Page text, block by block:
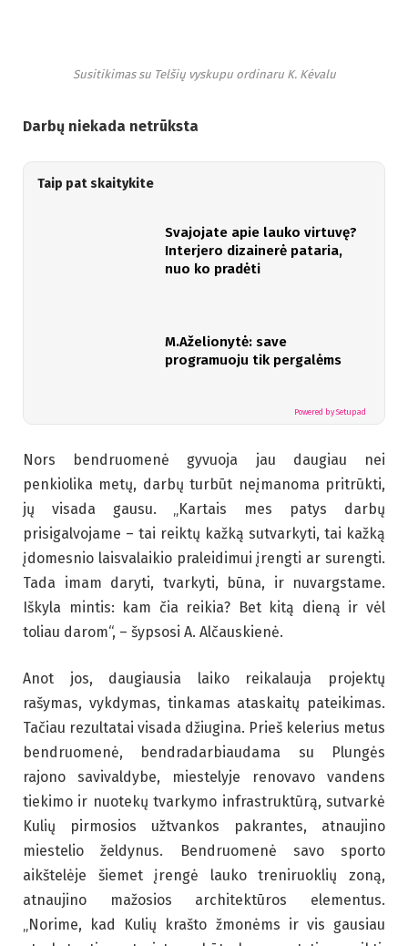
Susitikimas su Telšių vyskupu ordinaru K. Kėvalu
Darbų niekada netrūksta
Taip pat skaitykite
Svajojate apie lauko virtuvę?
Interjero dizainerė pataria,
nuo ko pradėti
M.Aželionytė: save
programuoju tik pergalėms
Powered by Setupad
Nors bendruomenė gyvuoja jau daugiau nei
penkiolika metų, darbų turbūt neįmanoma pritrūkti,
jų visada gausu. „Kartais mes patys darbų
prisigalvojame – tai reiktų kažką sutvarkyti, tai kažką
įdomesnio laisvalaikio praleidimui įrengti ar surengti.
Tada imam daryti, tvarkyti, būna, ir nuvargstame.
Iškyla mintis: kam čia reikia? Bet kitą dieną ir vėl
toliau darom“, – šypsosi A. Alčauskienė.
Anot jos, daugiausia laiko reikalauja projektų
rašymas, vykdymas, tinkamas ataskaitų pateikimas.
Tačiau rezultatai visada džiugina. Prieš kelerius metus
bendruomenė, bendradarbiaudama su Plungės
rajono savivaldybe, miestelyje renovavo vandens
tiekimo ir nuotekų tvarkymo infrastruktūrą, sutvarkė
Kulių pirmosios užtvankos pakrantes, atnaujino
miestelio želdynus. Bendruomenė savo sporto
aikštelėje šiemet įrengė lauko treniruoklių zoną,
atnaujino mažosios architektūros elementus.
„Norime, kad Kulių krašto žmonėms ir vis gausiau